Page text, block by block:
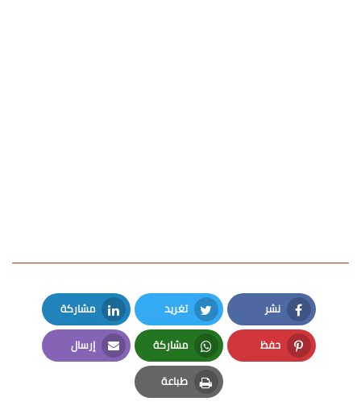
نشر
Facebook
تغريد
Twitter
مشاركة
LinkedIn
حفظ
Pinterest
مشاركة
Whatsapp
إرسال
Email
طباعة
Print